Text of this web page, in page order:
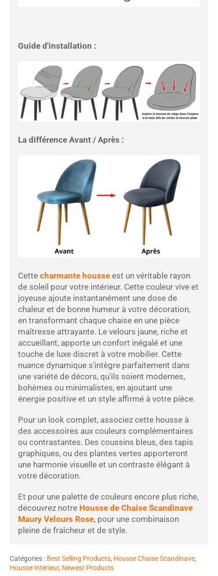
Guide d'installation :
La différence Avant / Après :
Cette charmante housse est un véritable rayon
de soleil pour votre intérieur. Cette couleur vive et
joyeuse ajoute instantanément une dose de
chaleur et de bonne humeur à votre décoration,
en transformant chaque chaise en une pièce
maîtresse attrayante. Le velours jaune, riche et
accueillant, apporte un confort inégalé et une
touche de luxe discret à votre mobilier. Cette
nuance dynamique s'intègre parfaitement dans
une variété de décors, qu'ils soient modernes,
bohèmes ou minimalistes, en ajoutant une
énergie positive et un style affirmé à votre pièce.
Pour un look complet, associez cette housse à
des accessoires aux couleurs complémentaires
ou contrastantes. Des coussins bleus, des tapis
graphiques, ou des plantes vertes apporteront
une harmonie visuelle et un contraste élégant à
votre décoration.
Et pour une palette de couleurs encore plus riche,
découvrez notre Housse de Chaise Scandinave
Maury Velours Rose, pour une combinaison
pleine de fraîcheur et de style.
Catégories : Best Selling Products, Housse Chaise Scandinave,
Housse Intérieur, Newest Products